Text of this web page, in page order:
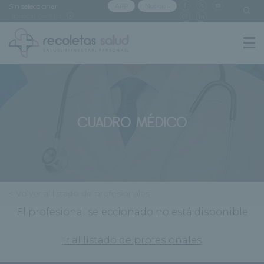
CUADRO MÉDICO
El profesional seleccionado no está disponible
Ir al listado de profesionales